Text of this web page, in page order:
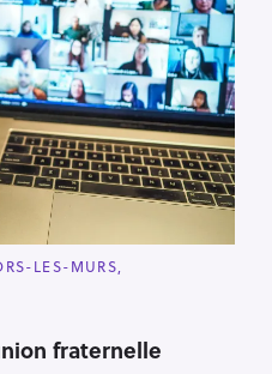
LES-MURS
fraternelle